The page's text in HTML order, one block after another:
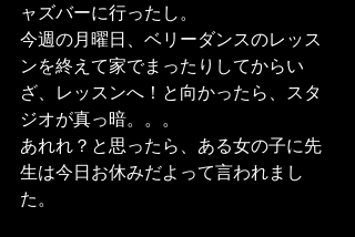
ャズバーに行ったし。
今週の月曜日、ベリーダンスのレッス
ンを終えて家でまったりしてからい
ざ、レッスンへ！と向かったら、スタ
ジオが真っ暗。。。
あれれ？と思ったら、ある女の子に先
生は今日お休みだよって言われまし
た。